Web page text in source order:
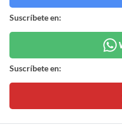
Suscríbete en:
Suscríbete en: